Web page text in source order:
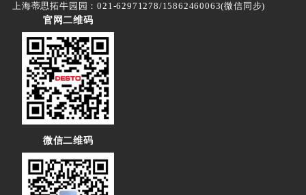
上海蒂思拓牛园园：021-62971278/15862460063(微信同步)
官网二维码
微信二维码